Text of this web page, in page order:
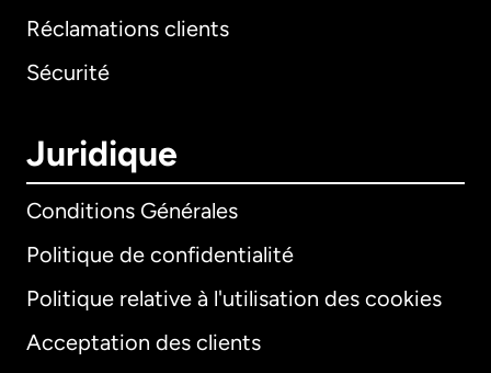
Réclamations clients
Sécurité
Juridique
Conditions Générales
Politique de confidentialité
Politique relative à l'utilisation des cookies
Acceptation des clients